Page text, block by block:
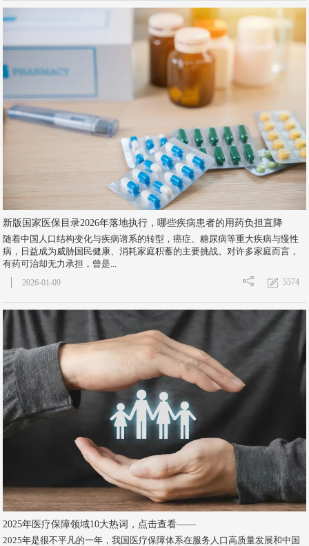
新版国家医保目录2026年落地执行，哪些疾病患者的用药负担直降
随着中国人口结构变化与疾病谱系的转型，癌症、糖尿病等重大疾病与慢性
病，日益成为威胁国民健康、消耗家庭积蓄的主要挑战。对许多家庭而言，
有药可治却无力承担，曾是...
5574
2026-01-09
2025年医疗保障领域10大热词，点击查看——
2025年是很不平凡的一年，我国医疗保障体系在服务人口高质量发展和中国